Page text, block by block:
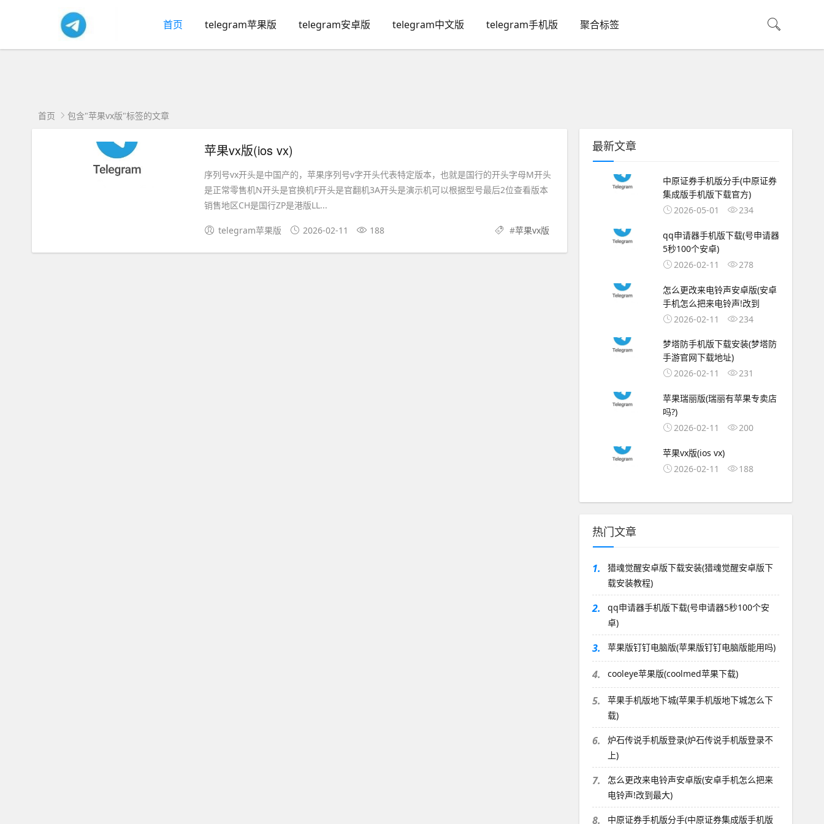
首页 telegram苹果版 telegram安卓版 telegram中文版 telegram手机版 聚合标签
首页 包含"苹果vx版"标签的文章
苹果vx版(ios vx)
序列号vx开头是中国产的，苹果序列号v字开头代表特定版本，也就是国行的开头字母M开头
是正常零售机N开头是官换机F开头是官翻机3A开头是演示机可以根据型号最后2位查看版本
销售地区CH是国行ZP是港版LL...
telegram苹果版 2026-02-11 188 #苹果vx版
最新文章
中原证券手机版分手(中原证券
集成版手机版下载官方)
2026-05-01
234
qq申请器手机版下载(号申请器
5秒100个安卓)
2026-02-11
278
怎么更改来电铃声安卓版(安卓
手机怎么把来电铃声!改到
2026-02-11
234
梦塔防手机版下载安装(梦塔防
手游官网下载地址)
2026-02-11
231
苹果瑞丽版(瑞丽有苹果专卖店
吗?)
2026-02-11
200
苹果vx版(ios vx)
2026-02-11
188
热门文章
1.
猎魂觉醒安卓版下载安装(猎魂觉醒安卓版下
载安装教程)
2.
qq申请器手机版下载(号申请器5秒100个安
卓)
3. 苹果版钉钉电脑版(苹果版钉钉电脑版能用吗)
4. cooleye苹果版(coolmed苹果下载)
5.
苹果手机版地下城(苹果手机版地下城怎么下
载)
6.
炉石传说手机版登录(炉石传说手机版登录不
上)
7.
怎么更改来电铃声安卓版(安卓手机怎么把来
电铃声!改到最大)
8. 中原证券手机版分手(中原证券集成版手机版